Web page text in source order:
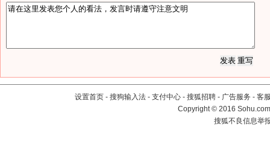
设置首页 - 搜狗输入法 - 支付中心 - 搜狐招聘 - 广告服务 - 客
Copyright©2016
搜狐不良信息举